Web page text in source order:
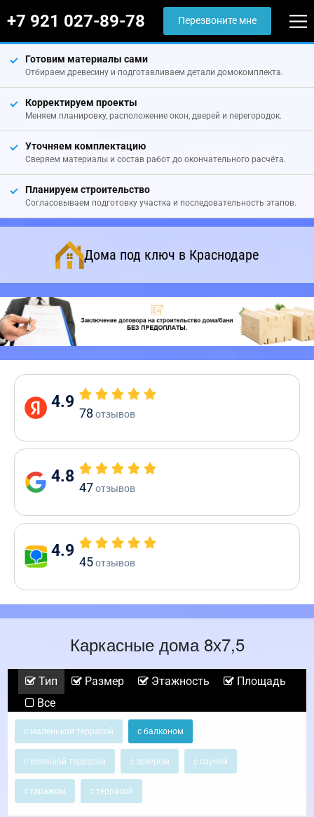
+7 921 027-89-78 Перезвоните мне
Готовим материалы сами
Отбираем древесину и подготавливаем детали домокомплекта.
Корректируем проекты
Меняем планировку, расположение окон, дверей и перегородок.
Уточняем комплектацию
Сверяем материалы и состав работ до окончательного расчёта.
Планируем строительство
Согласовываем подготовку участка и последовательность этапов.
Дома под ключ в Краснодаре
4.9
78 отзывов
4.8
47отзывов
4.9
45отзывов
Каркасные дома 8х7,5
Тип Размер Этажность
Площадь
Все
с маленькой террасой с балконом
с большой террасой с эркером с сауной
с гаражом с террасой